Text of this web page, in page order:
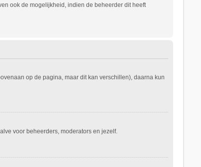
ook de mogelijkheid, indien de beheerder dit heeft
op de pagina, maar dit kan verschillen), daarna kun
voor beheerders, moderators en jezelf.